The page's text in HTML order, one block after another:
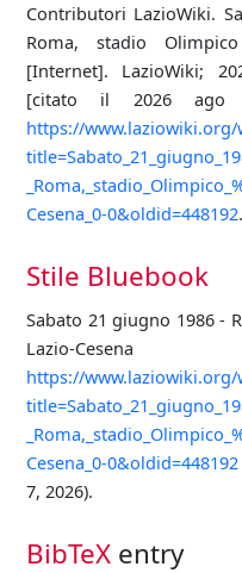
Contributori LazioWiki.
Roma, stadio
[Internet]. LazioWiki;
[citato il 2026 ago
https://
Cesena_0-0&oldid=448192.
Stile Bluebook
Sabato 21 giugno 1986 -
Lazio-
https://
Cesena_0-0&oldid=448192
7, 2026).
BibTeX entry